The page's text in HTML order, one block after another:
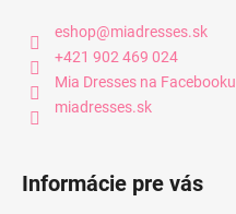
eshop@miadresses.sk
+421 902 469 024
Mia Dresses na Facebooku
miadresses.sk
Informácie pre vás